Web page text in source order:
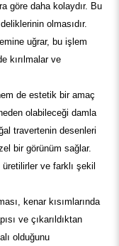
göre daha kolaydır. Bu
olmasıdır.
uğrar, bu işlem
kırılmalar ve
de estetik bir amaç
olabileceği damla
travertenin desenleri
bir görünüm sağlar.
ve farklı şekil
kenar kısımlarında
ve çıkarıldıktan
olduğunu